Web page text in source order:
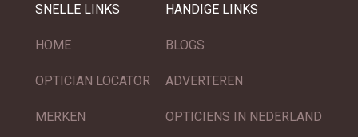
SNELLE LINKS
HOME
OPTICIAN LOCATOR
MERKEN
HANDIGE LINKS
BLOGS
ADVERTEREN
OPTICIENS IN NEDERLAND